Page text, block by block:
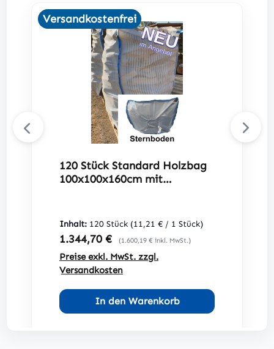
Versandkostenfrei
120 Stück Standard Holzbag
100x100x160cm mit
Inhalt: 120 Stück (11,21 € / 1 Stück)
Regulärer Preis:
1.344,70 € (1.600,19 € inkl. MwSt.)
Preise exkl. MwSt. zzgl.
Versandkosten
In den Warenkorb